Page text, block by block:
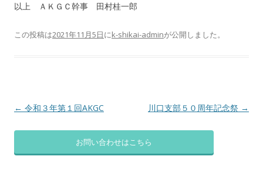
以上 ＡＫＧＣ幹事 田村桂一郎
この投稿は2021年11月5日にk-shikai-adminが公開しました。
投
ビ
← 令和３年第１回AKGC 川口支部５０周年記念祭 →
お問い合わせはこちら